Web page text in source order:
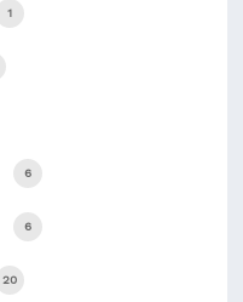
1
6
6
20